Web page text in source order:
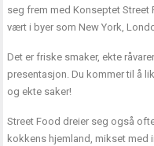
seg frem med Konseptet Street
vært i byer som New York,
Det er friske smaker, ekte
presentasjon. Du kommer til å
og ekte saker!
Street Food dreier seg også
kokkens hjemland, mikset med